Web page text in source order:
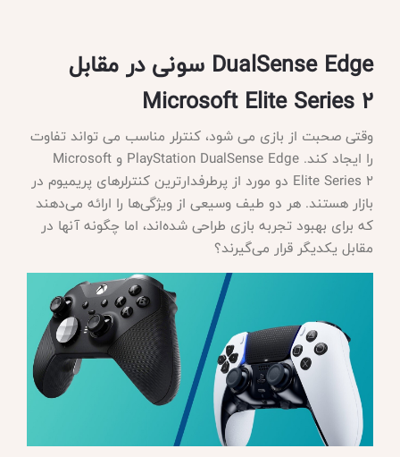
DualSense Edge سونی در مقابل
Microsoft Elite Series 2
وقتی صحبت از بازی می شود، کنترلر مناسب می تواند تفاوت
را ایجاد کند
. PlayStation DualSense Edge و Microsoft
Elite Series 2 دو مورد از پرطرفدارترین کنترلرهای پریمیوم در
بازار هستند. هر دو طیف وسیعی از ویژگی‌ها را ارائه می‌دهند
که برای بهبود تجربه بازی طراحی شده‌اند، اما چگونه آنها در
مقابل یکدیگر قرار می‌گیرند؟